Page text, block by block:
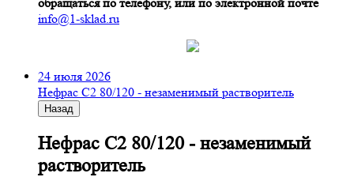
info@1-sklad.ru
24 июля 2026
Нефрас С2 80/120 - незаменимый растворитель
Назад
Нефрас С2 80/120 - незаменимый
растворитель